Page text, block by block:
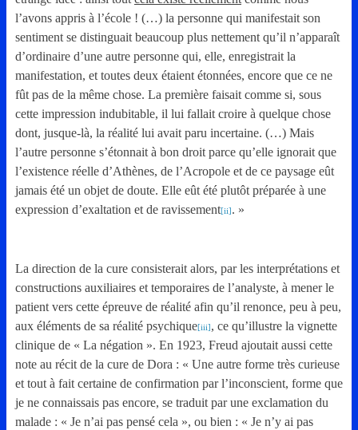
l’avons appris à l’école ! (…) la personne qui manifestait son
sentiment se distinguait beaucoup plus nettement qu’il n’apparaît
d’ordinaire d’une autre personne qui, elle, enregistrait la
manifestation, et toutes deux étaient étonnées, encore que ce ne
fût pas de la même chose. La première faisait comme si, sous
cette impression indubitable, il lui fallait croire à quelque chose
dont, jusque-là, la réalité lui avait paru incertaine. (…) Mais
l’autre personne s’étonnait à bon droit parce qu’elle ignorait que
l’existence réelle d’Athènes, de l’Acropole et de ce paysage eût
jamais été un objet de doute. Elle eût été plutôt préparée à une
expression d’exaltation et de ravissement[ii] . »
La direction de la cure consisterait alors, par les interprétations et
constructions auxiliaires et temporaires de l’analyste, à mener le
patient vers cette épreuve de réalité afin qu’il renonce, peu à peu,
aux éléments de sa réalité psychique[iii] , ce qu’illustre la vignette
clinique de « La négation ». En 1923, Freud ajoutait aussi cette
note au récit de la cure de Dora : « Une autre forme très curieuse
et tout à fait certaine de confirmation par l’inconscient, forme que
je ne connaissais pas encore, se traduit par une exclamation du
malade : « Je n’ai pas pensé cela », ou bien : « Je n’y ai pas